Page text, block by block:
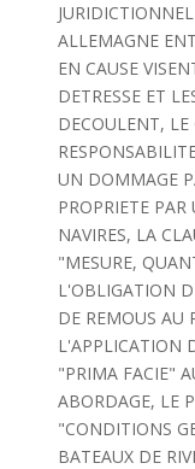
ALLEMAGNE
EN CAUSE
DETRESSE ET
DECOULENT,
UN DOMMAGE
PROPRIETE
NAVIRES, LA
"MESURE,
L'OBLIGATION
DE REMOUS AU
L'APPLICATION
"PRIMA FACIE"
ABORDAGE, LE
"CONDITIONS
BATEAUX DE